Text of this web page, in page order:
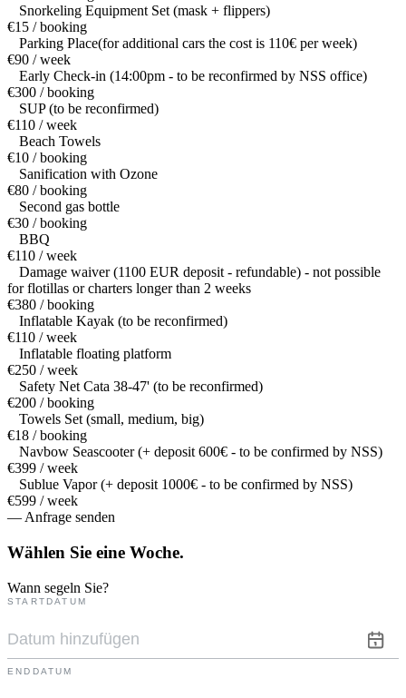
Snorkeling Equipment Set (mask + flippers)
€15 / booking
Parking Place(for additional cars the cost is 110€ per week)
€90 / week
Early Check-in (14:00pm - to be reconfirmed by NSS office)
€300 / booking
SUP (to be reconfirmed)
€110 / week
Beach Towels
€10 / booking
Sanification with Ozone
€80 / booking
Second gas bottle
€30 / booking
BBQ
€110 / week
Damage waiver (1100 EUR deposit - refundable) - not possible
for flotillas or charters longer than 2 weeks
€380 / booking
Inflatable Kayak (to be reconfirmed)
€110 / week
Inflatable floating platform
€250 / week
Safety Net Cata 38-47' (to be reconfirmed)
€200 / booking
Towels Set (small, medium, big)
€18 / booking
Navbow Seascooter (+ deposit 600€ - to be confirmed by NSS)
€399 / week
Sublue Vapor (+ deposit 1000€ - to be confirmed by NSS)
€599 / week
— Anfrage senden
Wählen Sie eine Woche.
Wann segeln Sie?
STARTDATUM
ENDDATUM